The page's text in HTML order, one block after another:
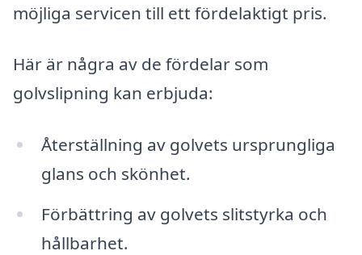
möjliga servicen till ett fördelaktigt pris.
Här är några av de fördelar som
golvslipning kan erbjuda:
Återställning av golvets ursprungliga
glans och skönhet.
Förbättring av golvets slitstyrka och
hållbarhet.